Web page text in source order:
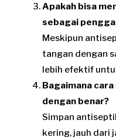
Apakah bisa
sebagai
Meskipun
tangan dengan
lebih efektif
Bagaimana
dengan benar?
Simpan
kering, jauh dari